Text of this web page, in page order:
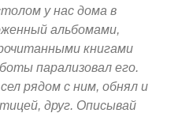
у нас дома в
альбомами,
книгами
парализовал его.
рядом с ним, обнял и
друг. Описывай